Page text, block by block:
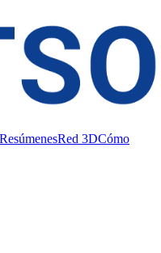
ResúmenesRed 3DCómo